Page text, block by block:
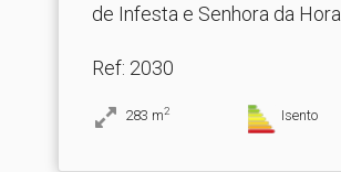
de Infesta e Senhora da Hora
Ref: 2030
283 m2 Isento